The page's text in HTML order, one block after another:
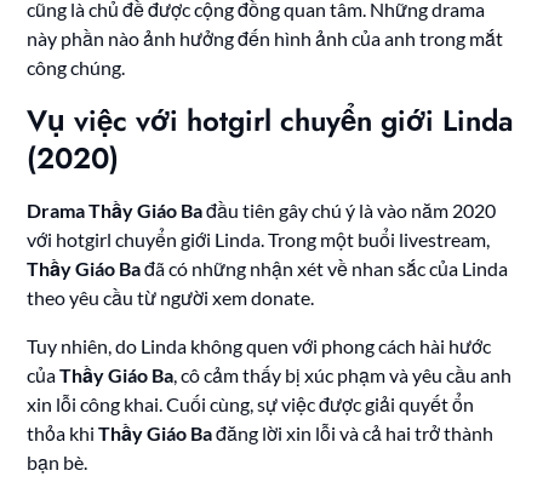
cũng là chủ đề được cộng đồng quan tâm. Những drama
này phần nào ảnh hưởng đến hình ảnh của anh trong mắt
công chúng.
Vụ việc với hotgirl chuyển giới Linda
(2020)
Drama Thầy Giáo Bađầu tiên gây chú ý là vào năm 2020
với hotgirl chuyển giới Linda. Trong một buổi livestream,
Thầy Giáo Bađã có những nhận xét về nhan sắc của Linda
theo yêu cầu từ người xem donate.
Tuy nhiên, do Linda không quen với phong cách hài hước
củaThầy Giáo Ba , cô cảm thấy bị xúc phạm và yêu cầu anh
xin lỗi công khai. Cuối cùng, sự việc được giải quyết ổn
thỏa khiThầy Giáo Bađăng lời xin lỗi và cả hai trở thành
bạn bè.